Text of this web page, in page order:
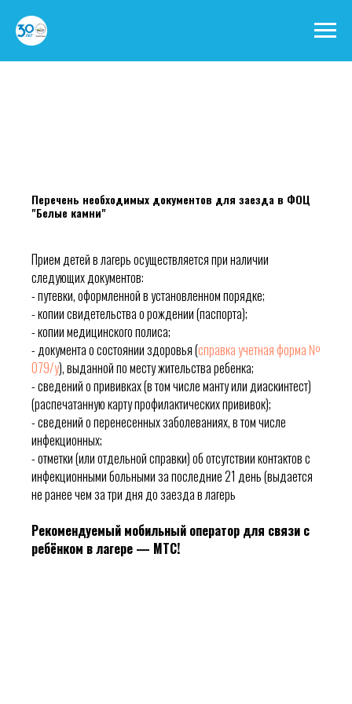
Перечень необходимых документов для заезда в ФОЦ
"Белые камни"
Прием детей в лагерь осуществляется при наличии
следующих документов:
- путевки, оформленной в установленном порядке;
- копии свидетельства о рождении (паспорта);
- копии медицинского полиса;
- документа о состоянии здоровья (справка учетная форма №
079/у), выданной по месту жительства ребенка;
- сведений о прививках (в том числе манту или диаскинтест)
(распечатанную карту профилактических прививок);
- сведений о перенесенных заболеваниях, в том числе
инфекционных;
- отметки (или отдельной справки) об отсутствии контактов с
инфекционными больными за последние 21 день (выдается
не ранее чем за три дня до заезда в лагерь
Рекомендуемый мобильный оператор для связи с
ребёнком в лагере — МТС!